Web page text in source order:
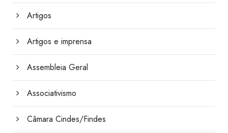
Artigos
Artigos e imprensa
Assembleia Geral
Associativismo
Câmara Cindes/Findes